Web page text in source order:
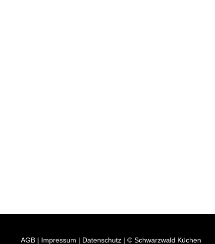
AGB | Impressum | Datenschutz | © Schwarzwald Küchen